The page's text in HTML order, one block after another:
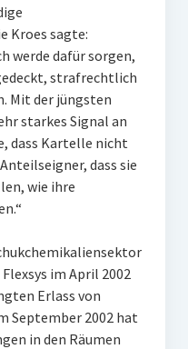
Kroes sagte:
werde dafür sorgen,
strafrechtlich
Mit der jüngsten
starkes Signal an
dass Kartelle nicht
dass sie
wie ihre
im April 2002
Erlass von
September 2002 hat
in den Räumen